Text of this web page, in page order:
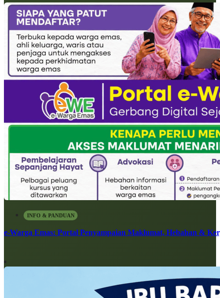
INFO & PANDUAN
e-Warga Emas: Portal Penyampaian Maklumat, Hebahan &